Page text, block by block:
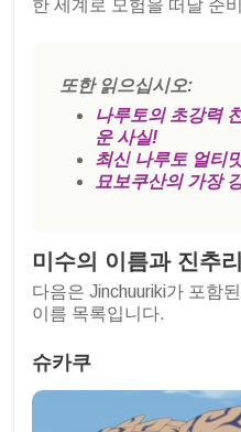
한 세계로 모험을 떠날 준
또한 읽으십시오:
나루토의 초강력
운 사실!
최신 나루토 얼티
묘보쿠산의 가장
미수의 이름과 진추리
다음은 Jinchuuriki가 포함
이름 목록입니다.
슈카쿠